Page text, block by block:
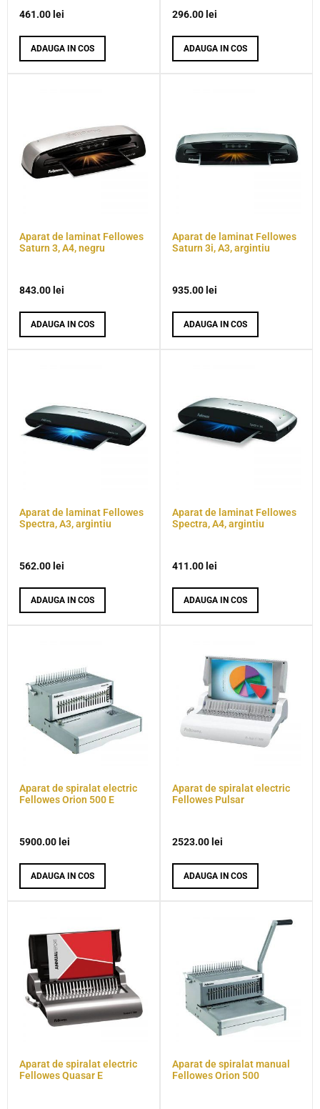
461.00 lei
ADAUGA IN COS
296.00 lei
ADAUGA IN COS
Aparat de laminat Fellowes
Saturn 3, A4, negru
843.00 lei
ADAUGA IN COS
Aparat de laminat Fellowes
Saturn 3i, A3, argintiu
935.00 lei
ADAUGA IN COS
Aparat de laminat Fellowes
Spectra, A3, argintiu
562.00 lei
ADAUGA IN COS
Aparat de laminat Fellowes
Spectra, A4, argintiu
411.00 lei
ADAUGA IN COS
Aparat de spiralat electric
Fellowes Orion 500 E
5900.00 lei
ADAUGA IN COS
Aparat de spiralat electric
Fellowes Pulsar
2523.00 lei
ADAUGA IN COS
Aparat de spiralat electric
Fellowes Quasar E
Aparat de spiralat manual
Fellowes Orion 500